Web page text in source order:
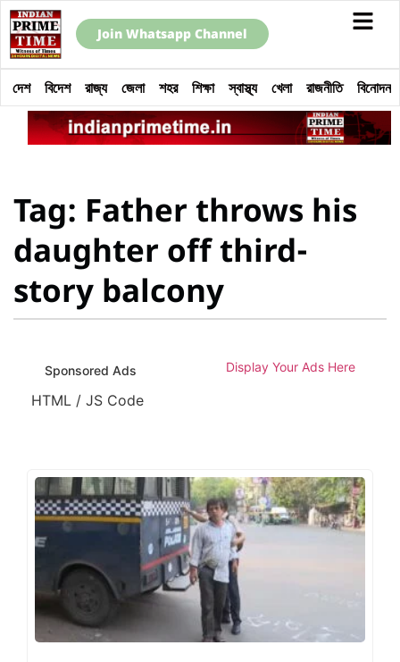
Join Whatsapp Channel
দেশ বিদেশ রাজ্য জেলা শহর শিক্ষা স্বাস্থ্য খেলা রাজনীতি বিনোদন
Tag: Father throws his
daughter off third-
story balcony
Sponsored Ads Display Your Ads Here
HTML / JS Code